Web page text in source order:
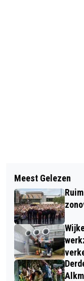
AL 40 JAAR
DOOR DE
11E EDITIE
VICTORIE,
ALKMAAR,
DE HUB
Meest Gelezen